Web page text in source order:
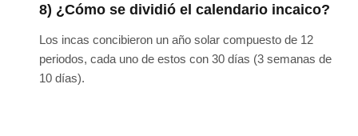
8) ¿Cómo se dividió el calendario incaico?
Los incas concibieron un año solar compuesto de 12
periodos, cada uno de estos con 30 días (3 semanas de
10 días).